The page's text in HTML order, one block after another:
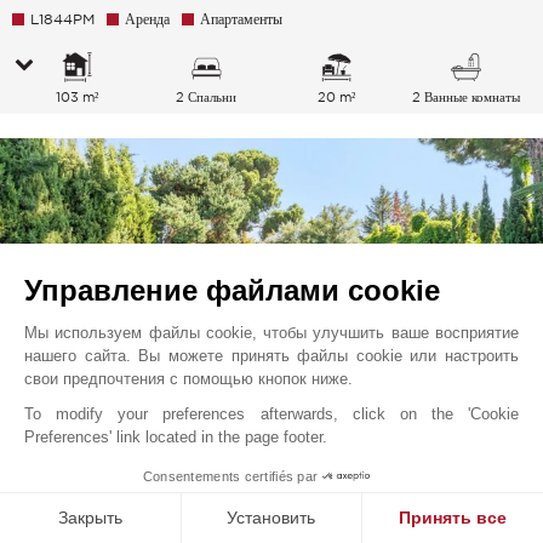
L1844PM Аренда Апартаменты
103 m² 2 Спальни 20 m² 2 Ванные комнаты
Управление файлами cookie
Мы используем файлы cookie, чтобы улучшить ваше восприятие
нашего сайта. Вы можете принять файлы cookie или настроить
свои предпочтения с помощью кнопок ниже.
To modify your preferences afterwards, click on the 'Cookie
Preferences' link located in the page footer.
Consentements certifiés par
Закрыть Установить Принять все